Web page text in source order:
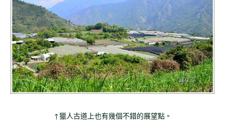
↑獵人古道上也有幾個不錯的展望點。